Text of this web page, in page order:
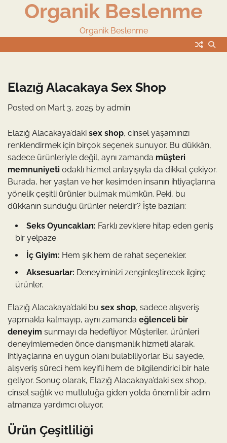
Organik Beslenme
Organik Beslenme
Elazığ Alacakaya Sex Shop
Posted on Mart 3, 2025 by admin
Elazığ Alacakaya’daki sex shop, cinsel yaşamınızı
renklendirmek için birçok seçenek sunuyor. Bu dükkân,
sadece ürünleriyle değil, aynı zamanda müşteri
memnuniyeti odaklı hizmet anlayışıyla da dikkat çekiyor.
Burada, her yaştan ve her kesimden insanın ihtiyaçlarına
yönelik çeşitli ürünler bulmak mümkün. Peki, bu
dükkanın sunduğu ürünler nelerdir? İşte bazıları:
Seks Oyuncakları: Farklı zevklere hitap eden geniş
bir yelpaze.
İç Giyim: Hem şık hem de rahat seçenekler.
Aksesuarlar: Deneyiminizi zenginleştirecek ilginç
ürünler.
Elazığ Alacakaya’daki bu sex shop, sadece alışveriş
yapmakla kalmayıp, aynı zamanda eğlenceli bir
deneyim sunmayı da hedefliyor. Müşteriler, ürünleri
deneyimlemeden önce danışmanlık hizmeti alarak,
ihtiyaçlarına en uygun olanı bulabiliyorlar. Bu sayede,
alışveriş süreci hem keyifli hem de bilgilendirici bir hale
geliyor. Sonuç olarak, Elazığ Alacakaya’daki sex shop,
cinsel sağlık ve mutluluğa giden yolda önemli bir adım
atmanıza yardımcı oluyor.
Ürün Çeşitliliği